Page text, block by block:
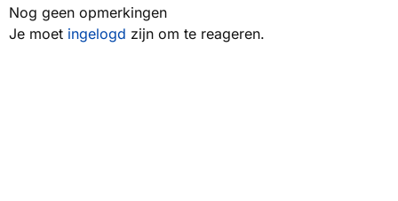
Nog geen opmerkingen
Je moet ingelogd zijn om te reageren.